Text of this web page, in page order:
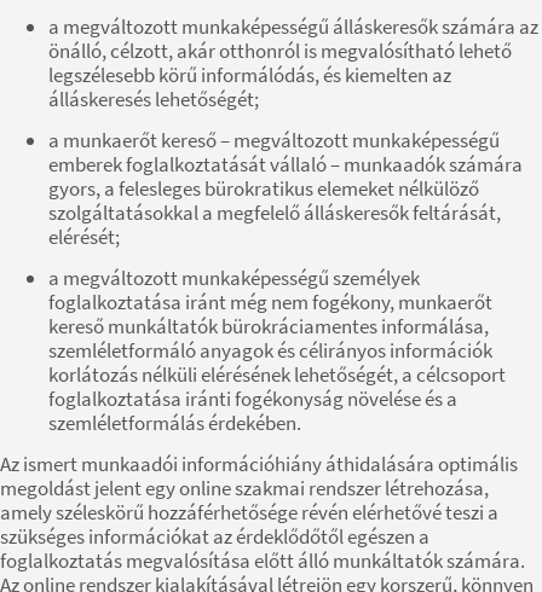
a megváltozott munkaképességű álláskeresők számára az
önálló, célzott, akár otthonról is megvalósítható lehető
legszélesebb körű informálódás, és kiemelten az
álláskeresés lehetőségét;
a munkaerőt kereső – megváltozott munkaképességű
emberek foglalkoztatását vállaló – munkaadók számára
gyors, a felesleges bürokratikus elemeket nélkülöző
szolgáltatásokkal a megfelelő álláskeresők feltárását,
elérését;
a megváltozott munkaképességű személyek
foglalkoztatása iránt még nem fogékony, munkaerőt
kereső munkáltatók bürokráciamentes informálása,
szemléletformáló anyagok és célirányos információk
korlátozás nélküli elérésének lehetőségét, a célcsoport
foglalkoztatása iránti fogékonyság növelése és a
szemléletformálás érdekében.
Az ismert munkaadói információhiány áthidalására optimális
megoldást jelent egy online szakmai rendszer létrehozása,
amely széleskörű hozzáférhetősége révén elérhetővé teszi a
szükséges információkat az érdeklődőtől egészen a
foglalkoztatás megvalósítása előtt álló munkáltatók számára.
Az online rendszer kialakításával létrejön egy korszerű, könnyen